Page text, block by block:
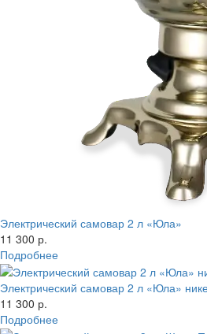
Электрический самовар 2 л «Юла»
11 300 р.
Подробнее
Электрический самовар 2 л «Юла»
11 300 р.
Подробнее